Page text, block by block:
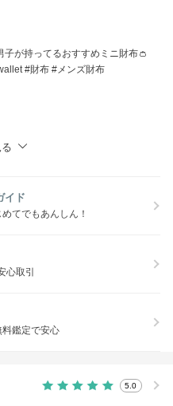
子が持ってるおすすめミニ財布👛
#財布 #メンズ財布
イド
てでもあんしん！
心取引
鑑定で安心
5.0